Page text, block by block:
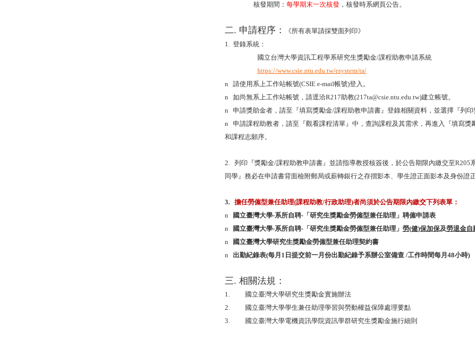
核發期間： 每學期末一次核發 ，核發時系網頁公告。
二. 申請程序：
《所有表單請採雙面列印》
1. 登錄系統：
國立台灣大學資訊工程學系研究生獎勵金/課程助教申請系統
https://www.csie.ntu.edu.tw/esystem/ta/
n 請使用系上工作站帳號(CSIE e-mail帳號)登入。
n 如尚無系上工作站帳號，請逕洽R217助教(217ta@csie.ntu.edu.tw)建立帳號。
n 申請獎助金者，請至『填寫獎勵金/課程助教申請書』登錄相關資料，並選擇『列印
n 申請課程助教者，請至『觀看課程清單』中，查詢課程及其需求，再進入『填寫獎
和課程志願序。
2. 列印『獎勵金/課程助教申請書』並請指導教授核簽後，於公告期限內繳交至R205
同學』務必在申請書背面檢附郵局或薪轉銀行之存摺影本、 學生證正面影本及身份證
3. 擔任勞僱型兼任助理(課程助教/行政助理)者尚須於公告期限內繳交下列表單：
n
國立臺灣大學-系所自聘-「研究生獎勵金勞僱型兼任助理」聘僱申請表
n
國立臺灣大學-系所自聘-「研究生獎勵金勞僱型兼任助理」 勞(健)保加保及勞退金自
n
國立臺灣大學研究生獎勵金勞僱型兼任助理契約書
n 出勤紀錄表(每月 1 日提交前一月份出勤紀錄予系辦公室備查/工作時間每月 48小時)
三. 相關法規：
1.
國立臺灣大學研究生獎勵金實施辦法
2.
國立臺灣大學學生兼任助理學習與勞動權益保障處理要點
3.
國立臺灣大學電機資訊學院資訊學群研究生獎勵金施行細則